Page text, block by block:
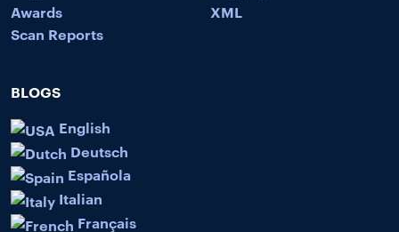
Awards
Scan Reports
XML
BLOGS
English
Deutsch
Española
Italian
Français